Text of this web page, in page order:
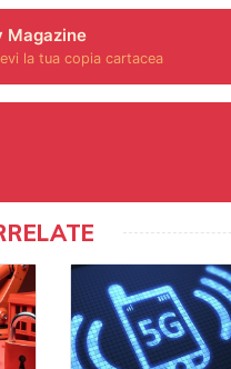
Magazine
la tua copia cartacea